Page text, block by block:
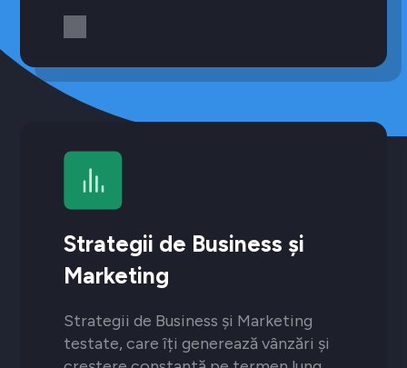
Strategii de Business și
Marketing
Strategii de Business și Marketing
testate, care îți generează vânzări și